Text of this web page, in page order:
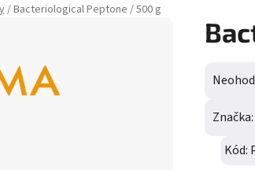
/Bacteriological Peptone / 500 g
Značka:
Kód: